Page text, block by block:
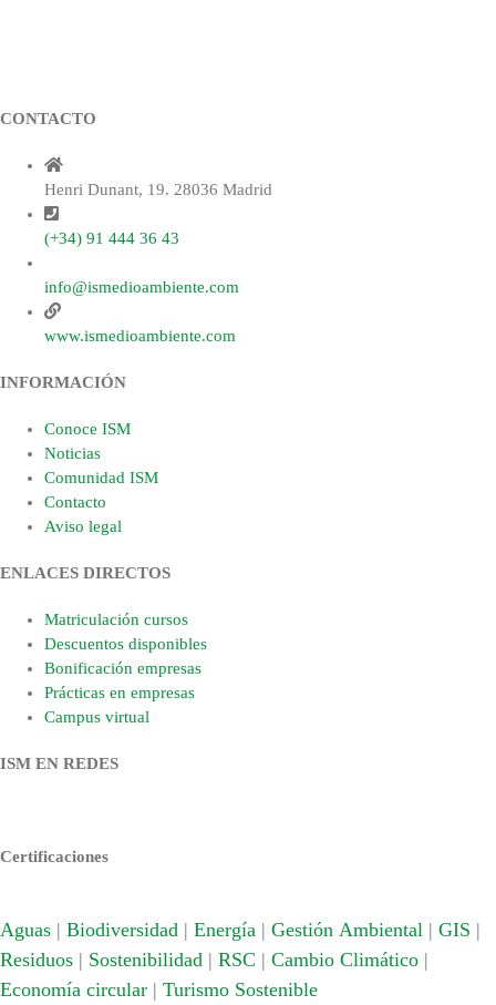
CONTACTO
Henri Dunant, 19. 28036 Madrid
(+34) 91 444 36 43
info@ismedioambiente.com
www.ismedioambiente.com
INFORMACIÓN
Conoce ISM
Noticias
Comunidad ISM
Contacto
Aviso legal
ENLACES DIRECTOS
Matriculación cursos
Descuentos disponibles
Bonificación empresas
Prácticas en empresas
Campus virtual
ISM EN REDES
Certificaciones
Aguas | Biodiversidad | Energía | Gestión Ambiental | GIS |
Residuos | Sostenibilidad | RSC | Cambio Climático |
Economía circular | Turismo Sostenible